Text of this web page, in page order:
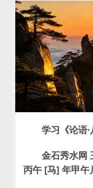
学习《论语
金石秀水网
丙午 [马] 年甲午